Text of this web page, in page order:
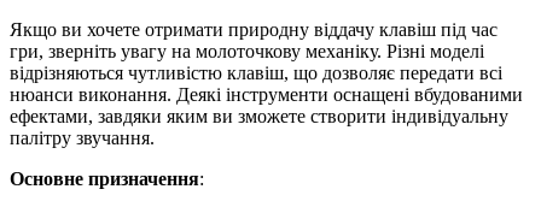
Якщо ви хочете отримати природну віддачу клавіш під час
гри, зверніть увагу на молоточкову механіку. Різні моделі
відрізняються чутливістю клавіш, що дозволяє передати всі
нюанси виконання. Деякі інструменти оснащені вбудованими
ефектами, завдяки яким ви зможете створити індивідуальну
палітру звучання.
Основне призначення: